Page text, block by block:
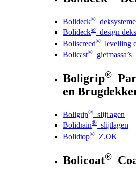
Bolideck®
Bolideck® design
Boliscreed® levelling
Bolicast® gietmassa’s
Boligrip®
en
Boligrip® slijtlagen
Bolidrain® slijtlagen
Bolidtop® Z.OK
Bolicoat®